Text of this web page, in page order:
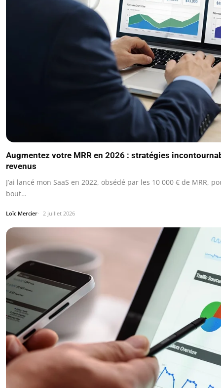
Augmentez votre MRR en 2026 : stratégies
revenus
J’ai lancé mon SaaS en 2022, obsédé par les 10 000 € de MRR,
bout…
Loïc Mercier 2 juillet 2026